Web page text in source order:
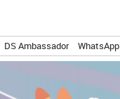
DS Ambassador WhatsApp